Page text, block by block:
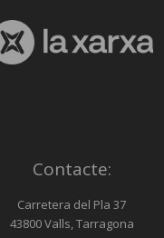
Contacte:
Carretera del Pla 37
43800 Valls, Tarragona